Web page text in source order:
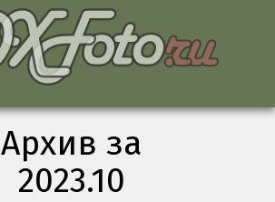
Архив за
2023.10